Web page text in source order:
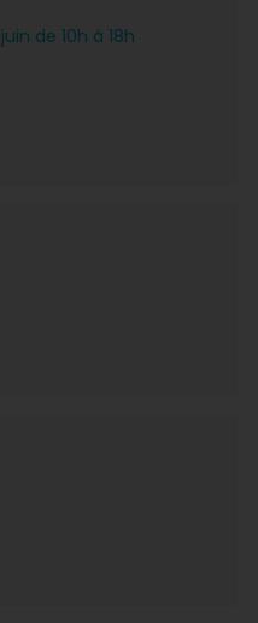
de 10h à 18h